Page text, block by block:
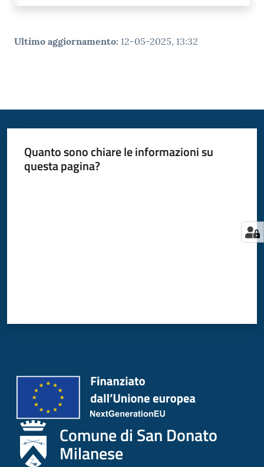
Ultimo aggiornamento: 12-05-2025, 13:32
Quanto sono chiare le informazioni su
questa pagina?
Comune di San Donato
Milanese